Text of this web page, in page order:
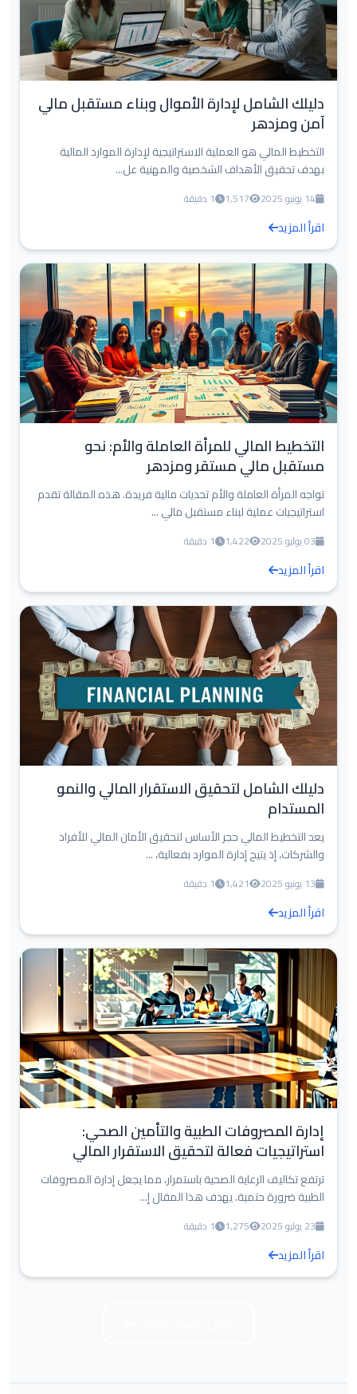
دليلك الشامل لإدارة الأموال وبناء مستقبل مالي
آمن ومزدهر
التخطيط المالي هو العملية الاستراتيجية لإدارة الموارد المالية
بهدف تحقيق الأهداف الشخصية والمهنية عل...
14 يونيو 2025 1,517 1 دقيقة
اقرأ المزيد
التخطيط المالي للمرأة العاملة والأم: نحو
مستقبل مالي مستقر ومزدهر
تواجه المرأة العاملة والأم تحديات مالية فريدة. هذه المقالة تقدم
استراتيجيات عملية لبناء مستقبل مالي ...
03 يوليو 2025 1,422 1 دقيقة
اقرأ المزيد
دليلك الشامل لتحقيق الاستقرار المالي والنمو
المستدام
يعد التخطيط المالي حجر الأساس لتحقيق الأمان المالي للأفراد
والشركات، إذ يتيح إدارة الموارد بفعالية، ...
13 يونيو 2025 1,421 1 دقيقة
اقرأ المزيد
إدارة المصروفات الطبية والتأمين الصحي:
استراتيجيات فعالة لتحقيق الاستقرار المالي
ترتفع تكاليف الرعاية الصحية باستمرار، مما يجعل إدارة المصروفات
الطبية ضرورة حتمية. يهدف هذا المقال إ...
23 يوليو 2025 1,275 1 دقيقة
اقرأ المزيد